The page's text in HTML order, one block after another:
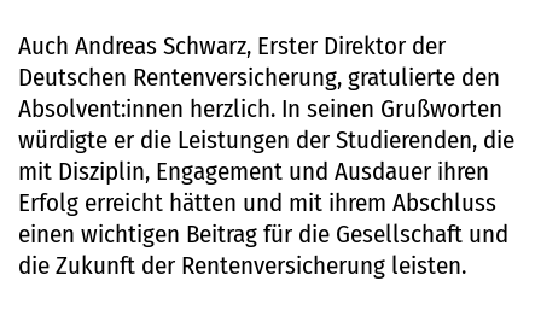
Auch Andreas Schwarz, Erster Direktor der
Deutschen Rentenversicherung, gratulierte den
Absolvent:innen herzlich. In seinen Grußworten
würdigte er die Leistungen der Studierenden, die
mit Disziplin, Engagement und Ausdauer ihren
Erfolg erreicht hätten und mit ihrem Abschluss
einen wichtigen Beitrag für die Gesellschaft und
die Zukunft der Rentenversicherung leisten.